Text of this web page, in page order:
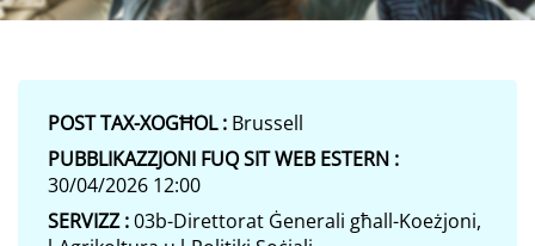
POST TAX-XOGĦOL : Brussell
PUBBLIKAZZJONI FUQ SIT WEB ESTERN :
30/04/2026 12:00
SERVIZZ :03b-Direttorat Ġenerali għall-Koeżjoni,